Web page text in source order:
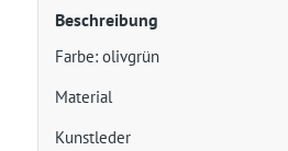
Beschreibung
Farbe: olivgrün
Material
Kunstleder